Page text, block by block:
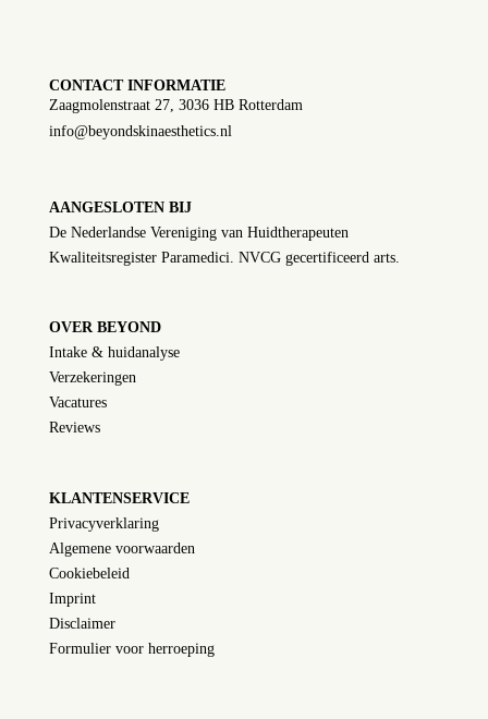
CONTACT INFORMATIE
Zaagmolenstraat 27, 3036 HB Rotterdam
info@beyondskinaesthetics.nl
AANGESLOTEN BIJ
De Nederlandse Vereniging van Huidtherapeuten
Kwaliteitsregister Paramedici. NVCG gecertificeerd arts.
OVER BEYOND
Intake & huidanalyse
Verzekeringen
Vacatures
Reviews
KLANTENSERVICE
Privacyverklaring
Algemene voorwaarden
Cookiebeleid
Imprint
Disclaimer
Formulier voor herroeping